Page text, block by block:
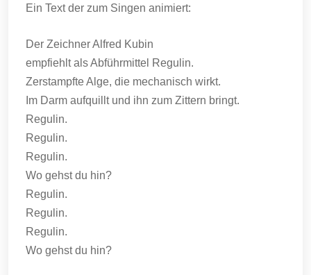
Ein Text der zum Singen animiert:
Der Zeichner Alfred Kubin
empfiehlt als Abführmittel Regulin.
Zerstampfte Alge, die mechanisch wirkt.
Im Darm aufquillt und ihn zum Zittern bringt.
Regulin.
Regulin.
Regulin.
Wo gehst du hin?
Regulin.
Regulin.
Regulin.
Wo gehst du hin?